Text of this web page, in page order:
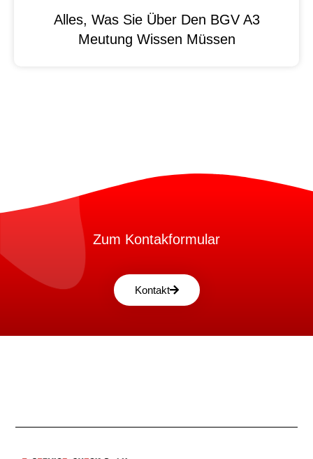
Alles, Was Sie Über Den BGV A3
Meutung Wissen Müssen
Zum Kontakformular
Kontakt